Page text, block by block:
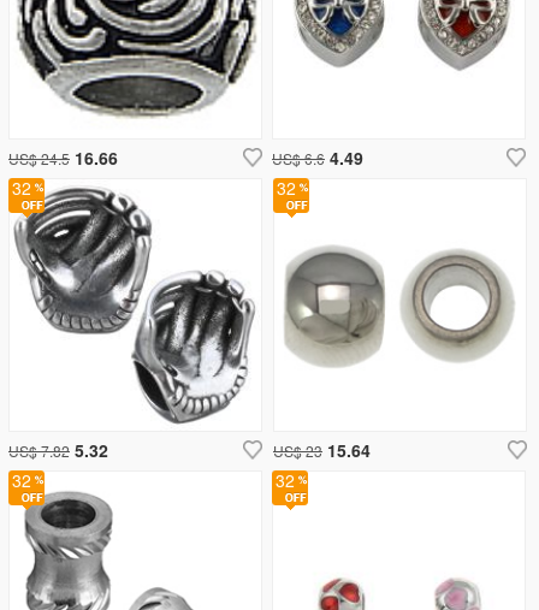
32
US$ 23 15.64
US$ 24.5 16.66
32
US$ 7.82 5.32
32
32
US$ 6.6 4.49